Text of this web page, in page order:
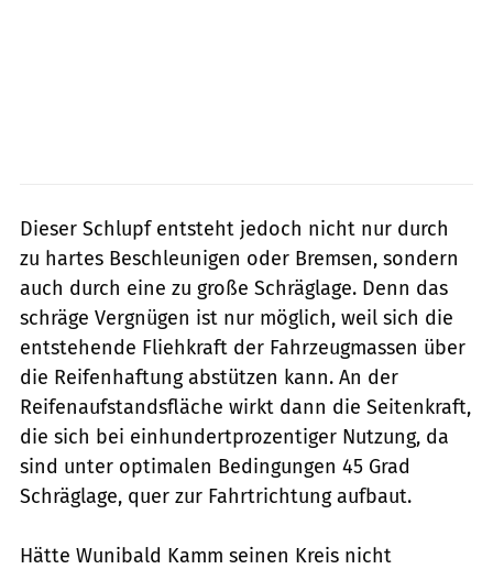
Dieser Schlupf entsteht jedoch nicht nur durch
zu hartes Beschleunigen oder Bremsen, sondern
auch durch eine zu große Schräglage. Denn das
schräge Vergnügen ist nur möglich, weil sich die
entstehende Fliehkraft der Fahrzeugmassen über
die Reifenhaftung abstützen kann. An der
Reifenaufstandsfläche wirkt dann die Seitenkraft,
die sich bei einhundertprozentiger Nutzung, da
sind unter optimalen Bedingungen 45 Grad
Schräglage, quer zur Fahrtrichtung aufbaut.
Hätte Wunibald Kamm seinen Kreis nicht